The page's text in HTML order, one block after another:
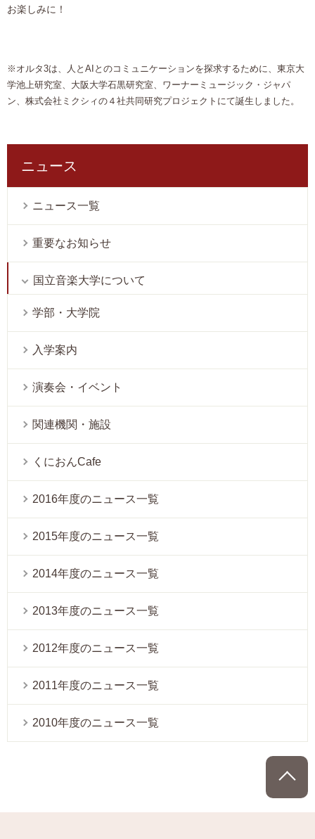
お楽しみに！
※オルタ3は、人とAIとのコミュニケーションを探求するために、東京大
学池上研究室、大阪大学石黒研究室、ワーナーミュージック・ジャパ
ン、株式会社ミクシィの４社共同研究プロジェクトにて誕生しました。
ニュース
ニュース一覧
重要なお知らせ
国立音楽大学について
学部・大学院
入学案内
演奏会・イベント
関連機関・施設
くにおんCafe
2016年度のニュース一覧
2015年度のニュース一覧
2014年度のニュース一覧
2013年度のニュース一覧
2012年度のニュース一覧
2011年度のニュース一覧
2010年度のニュース一覧